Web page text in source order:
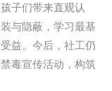
子们带来直观认
与隐蔽，学习最基
益。今后，社工仍
毒宣传活动，构筑